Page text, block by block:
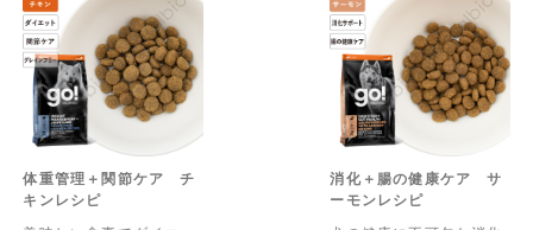
体重管理＋関節ケア チ
キンレシピ
消化＋腸の健康ケア サ
ーモンレシピ